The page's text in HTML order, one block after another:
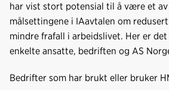
har vist stort potensial til å være et av
målsettingene i IAavtalen om
mindre frafall i arbeidslivet. Her er
enkelte ansatte, bedriften og AS
Bedrifter som har brukt eller bruker